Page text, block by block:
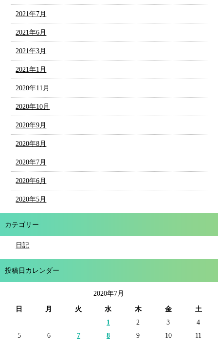
2021年7月
2021年6月
2021年3月
2021年1月
2020年11月
2020年10月
2020年9月
2020年8月
2020年7月
2020年6月
2020年5月
カテゴリー
日記
投稿日カレンダー
2020年7月
日 月 火 水 木 金
土
1
2 3
4
5
6 7 8 9 10
11